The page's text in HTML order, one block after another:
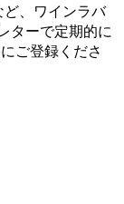
ど、ワインラバ
ターで定期的に
ご登録くださ